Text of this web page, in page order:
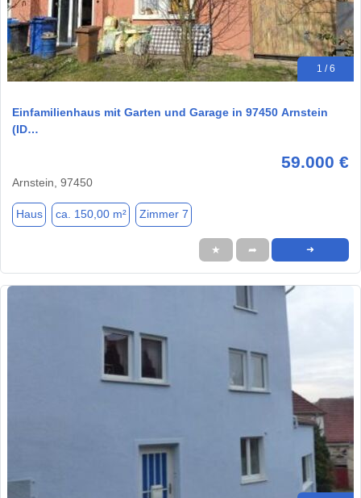
1 / 6
Einfamilienhaus mit Garten und Garage in 97450 Arnstein
(ID…
59.000 €
Arnstein, 97450
Haus ca. 150,00 m² Zimmer 7
★ ➦ ➜